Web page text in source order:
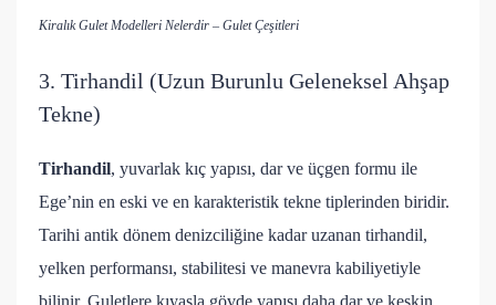
Kiralık Gulet Modelleri Nelerdir – Gulet Çeşitleri
3. Tirhandil (Uzun Burunlu Geleneksel Ahşap
Tekne)
Tirhandil, yuvarlak kıç yapısı, dar ve üçgen formu ile
Ege’nin en eski ve en karakteristik tekne tiplerinden biridir.
Tarihi antik dönem denizciliğine kadar uzanan tirhandil,
yelken performansı, stabilitesi ve manevra kabiliyetiyle
bilinir. Guletlere kıyasla gövde yapısı daha dar ve keskin